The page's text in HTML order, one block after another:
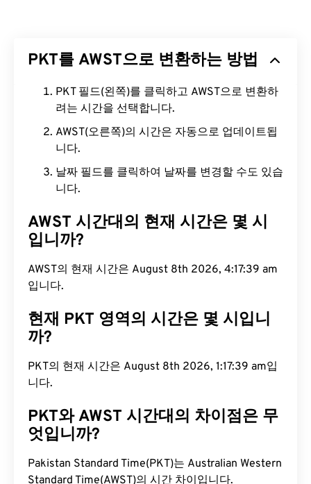
PKT를 AWST으로 변환하는 방법
PKT 필드(왼쪽)를 클릭하고 AWST으로 변환하
려는 시간을 선택합니다.
AWST(오른쪽)의 시간은 자동으로 업데이트됩
니다.
날짜 필드를 클릭하여 날짜를 변경할 수도 있습
니다.
AWST 시간대의 현재 시간은 몇 시
입니까?
AWST의 현재 시간은 August 8th 2026, 4:17:40 am
입니다.
현재 PKT 영역의 시간은 몇 시입니
까?
PKT의 현재 시간은 August 8th 2026, 1:17:40 am입
니다.
PKT와 AWST 시간대의 차이점은 무
엇입니까?
Pakistan Standard Time(PKT)는 Australian Western
Standard Time(AWST)의 시간 차이입니다.